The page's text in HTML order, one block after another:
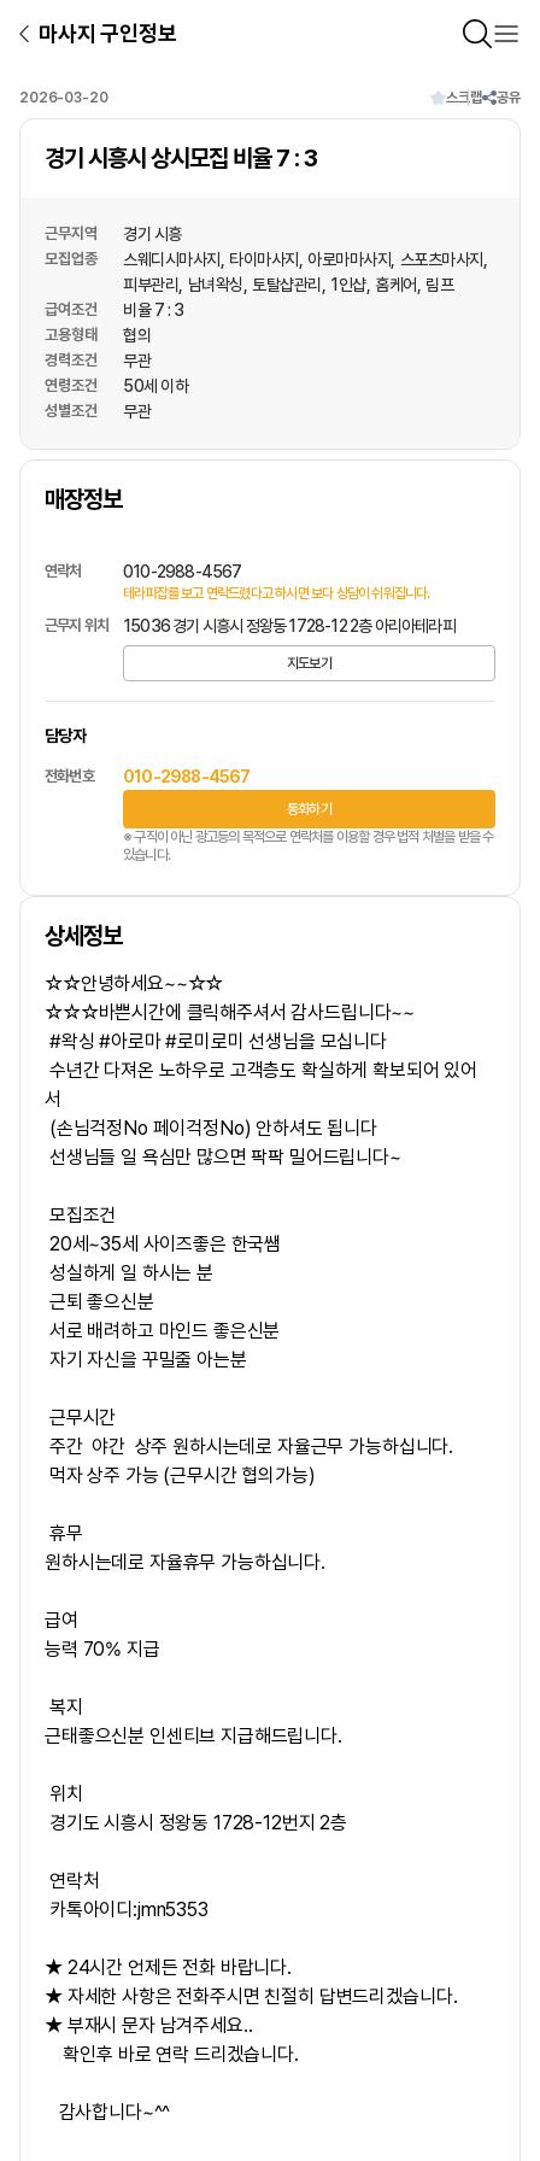
마사지 구인정보
2026-03-20 스크랩 공유
경기 시흥시 상시모집 비율 7 : 3
근무지역 경기 시흥
모집업종 스웨디시마사지 타이마사지 아로마마사지
스포츠마사지
피부관리
남녀왁싱 토탈샵관리 1인샵 홈케어 림프
급여조건 비율 7 : 3
고용형태 협의
경력조건 무관
연령조건 50세 이하
성별조건 무관
매장정보
상호명
연락처 010-2988-4567
테라피잡를 보고 연락드렸다고 하시면 보다 상담이 쉬워집니다.
근무지 위치 15036 경기 시흥시 정왕동 1728-12 2층 아리아테라피
지도보기
담당자
전화번호 010-2988-4567
통화하기
※ 구직이 아닌 광고등의 목적으로 연락처를 이용할 경우 법적 처벌을 받을 수
있습니다.
상세정보
☆☆안녕하세요~~☆☆
☆☆☆바쁜시간에 클릭해주셔서 감사드립니다~~
#왁싱 #아로마 #로미로미 선생님을 모십니다
수년간 다져온 노하우로 고객층도 확실하게 확보되어 있어
서
(손님걱정No 페이걱정No) 안하셔도 됩니다
선생님들 일 욕심만 많으면 팍팍 밀어드립니다~
모집조건
20세~35세 사이즈좋은 한국쌤
성실하게 일 하시는 분
근퇴 좋으신분
서로 배려하고 마인드 좋은신분
자기 자신을 꾸밀줄 아는분
근무시간
주간 야간 상주 원하시는데로 자율근무 가능하십니다.
먹자 상주 가능 (근무시간 협의가능)
휴무
원하시는데로 자율휴무 가능하십니다.
급여
능력 70% 지급
복지
근태좋으신분 인센티브 지급해드립니다.
위치
경기도 시흥시 정왕동 1728-12번지 2층
연락처
카톡아이디:jmn5353
★ 24시간 언제든 전화 바랍니다.
★ 자세한 사항은 전화주시면 친절히 답변드리겠습니다.
★ 부재시 문자 남겨주세요..
확인후 바로 연락 드리겠습니다.
감사합니다~^^